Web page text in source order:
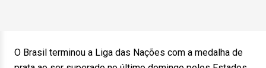
O Brasil terminou a Liga das Nações com a medalha de